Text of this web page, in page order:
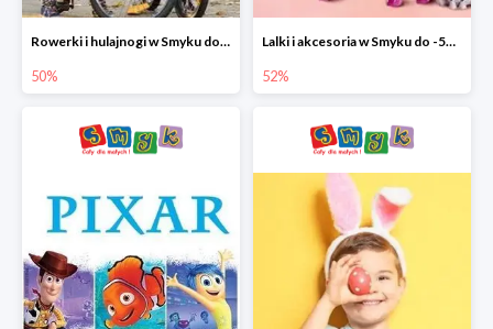
Rowerki i hulajnogi w Smyku do -50%
50%
Lalki i akcesoria w Smyku do -52%
52%